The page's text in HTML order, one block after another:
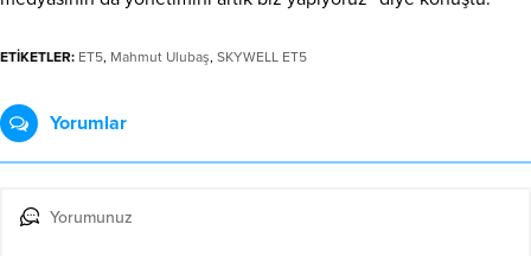
ETİKETLER: ET5, Mahmut Ulubaş, SKYWELL ET5
Yorumlar